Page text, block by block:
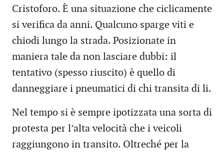
Cristoforo. È una situazione che ciclicamente
si verifica da anni. Qualcuno sparge viti e
chiodi lungo la strada. Posizionate in
maniera tale da non lasciare dubbi: il
tentativo (spesso riuscito) è quello di
danneggiare i pneumatici di chi transita di li.
Nel tempo si è sempre ipotizzata una sorta di
protesta per l’alta velocità che i veicoli
raggiungono in transito. Oltreché per la